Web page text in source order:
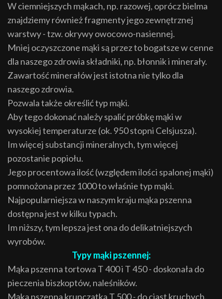
W ciemniejszych mąkach, np. razowej, oprócz bielma
znajdziemy również fragmenty jego zewnętrznej
warstwy - tzw. okrywy owocowo-nasiennej.
Mniej oczyszczone mąki są przez to bogatsze w cenne
dla naszego zdrowia składniki, np. błonnik i minerały.
Zawartość minerałów jest istotna nie tylko dla
naszego zdrowia.
Pozwala także określić typ mąki.
Aby tego dokonać należy spalić próbkę mąki w
wysokiej temperaturze (ok. 950 stopni Celsjusza).
Im więcej substancji mineralnych, tym więcej
pozostanie popiołu.
Jego procentowa ilość (względem ilości spalonej mąki)
pomnożona przez 1000 to właśnie typ mąki.
Najpopularniejsza w naszym kraju mąka pszenna
dostępna jest w kilku typach.
Im niższy, tym lepsza jest ona do delikatniejszych
wyrobów.
Typy mąki pszennej:
Mąka pszenna tortowa T 400 i T 450 - doskonała do
pieczenia biszkoptów, naleśników.
Mąka pszenna krupczatka T 500 - do ciast kruchych,